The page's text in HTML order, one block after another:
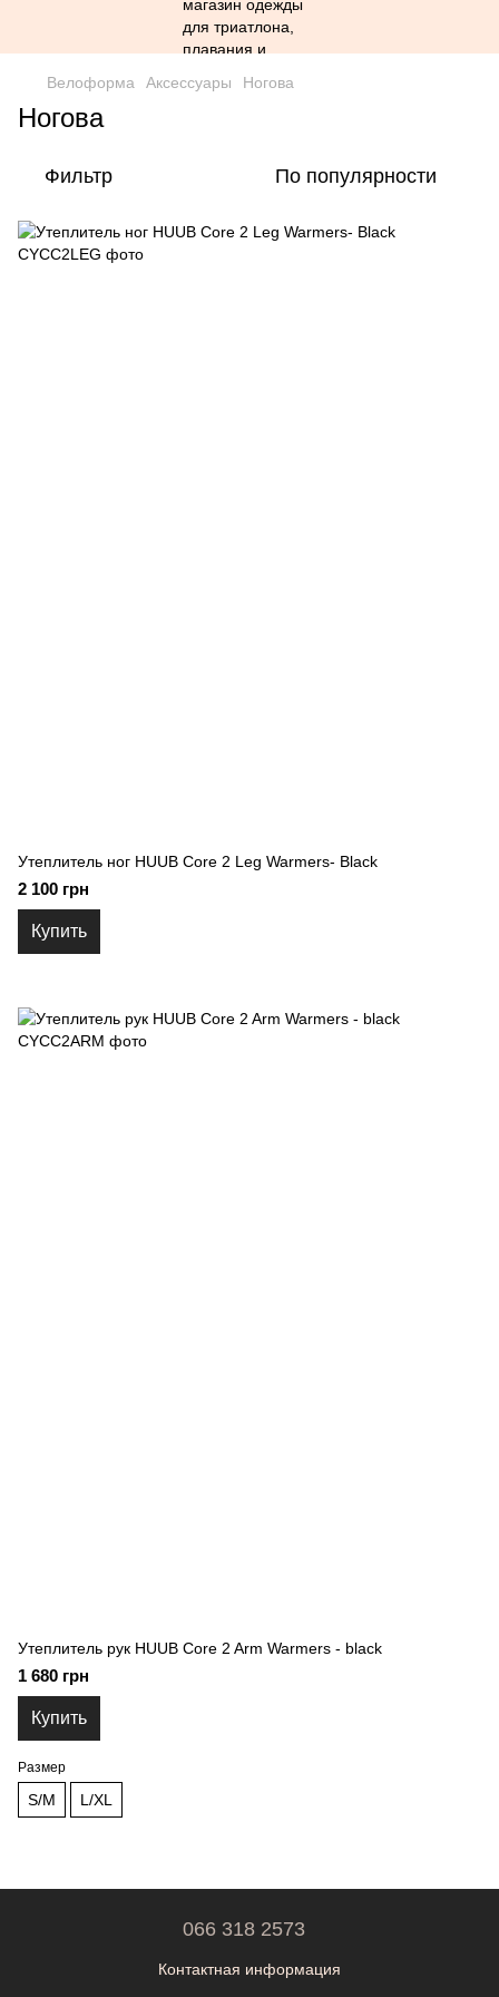
Велоформа Аксессуары Ногова
Ногова
Фильтр По популярности
Утеплитель ног HUUB Core 2 Leg Warmers- Black
2 100 грн
Купить
Утеплитель рук HUUB Core 2 Arm Warmers - black
1 680 грн
Купить
Размер
S/M L/XL
066 318 2573
Контактная информация